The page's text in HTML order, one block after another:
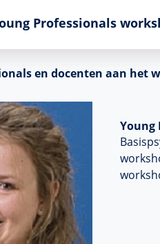
Professionals
en docenten aan het
Young